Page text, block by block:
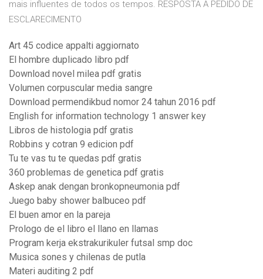
mais influentes de todos os tempos. RESPOSTA A PEDIDO DE
ESCLARECIMENTO
Art 45 codice appalti aggiornato
El hombre duplicado libro pdf
Download novel milea pdf gratis
Volumen corpuscular media sangre
Download permendikbud nomor 24 tahun 2016 pdf
English for information technology 1 answer key
Libros de histologia pdf gratis
Robbins y cotran 9 edicion pdf
Tu te vas tu te quedas pdf gratis
360 problemas de genetica pdf gratis
Askep anak dengan bronkopneumonia pdf
Juego baby shower balbuceo pdf
El buen amor en la pareja
Prologo de el libro el llano en llamas
Program kerja ekstrakurikuler futsal smp doc
Musica sones y chilenas de putla
Materi auditing 2 pdf